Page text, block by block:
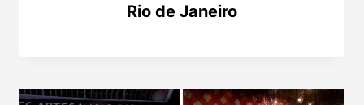
Rio de Janeiro